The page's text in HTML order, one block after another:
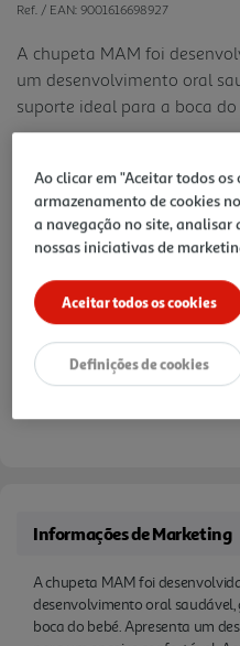
Ref. / EAN: 9001616698927
A chupeta MAM foi
um desenvolvimento oral
suporte ideal para a boca
design ortodôntico, mais
prática caixa protetora, qu
utilizada para esterilizar a
e higiénica.
11,39 €
Notas de preparação
Informações de Marketing
A chupeta MAM foi
desenvolvimento oral
boca do bebé. Apresenta um
Ao clicar em "Aceitar todos os
armazenamento de cookies
a navegação no site,
nossas iniciativas de
Aceitar todos os cookies
Definições de cookies